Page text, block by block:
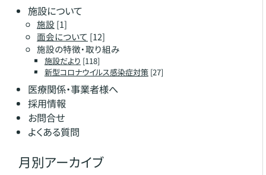
施設について
施設 [1]
面会について [12]
施設の特徴・取り組み
施設だより [118]
新型コロナウイルス感染症対策[27]
医療関係・事業者様へ
採用情報
お問合せ
よくある質問
月別アーカイブ